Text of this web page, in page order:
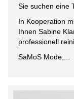
Sie suchen eine
In Kooperation
Ihnen Sabine
professionell
SaMoS Mode,...